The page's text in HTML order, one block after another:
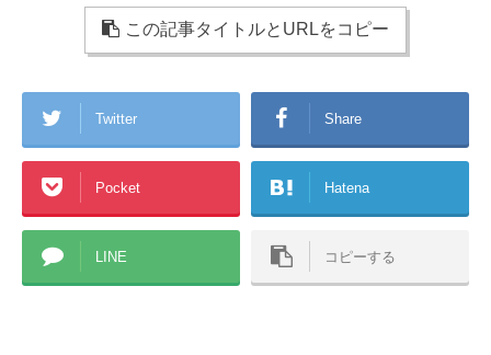
er
e この記事タイトルとURLをコピー
Twitter Share
Pocket Hatena
LINE コピーする